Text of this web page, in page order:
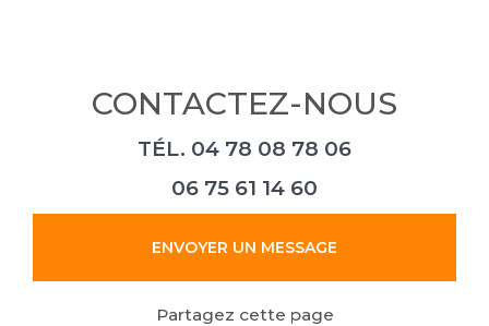
CONTACTEZ-NOUS
TÉL. 04 78 08 78 06
06 75 61 14 60
ENVOYER UN MESSAGE
Partagez cette page